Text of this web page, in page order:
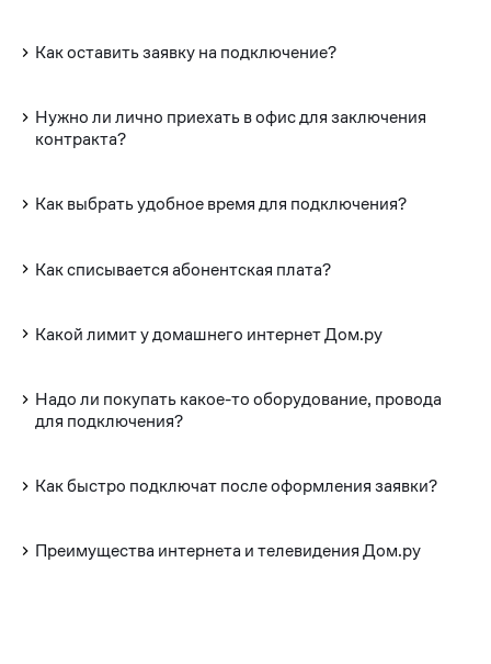
Как оставить заявку на подключение?
Нужно ли лично приехать в офис для заключения
контракта?
Как выбрать удобное время для подключения?
Как списывается абонентская плата?
Какой лимит у домашнего интернет Дом.ру
Надо ли покупать какое-то оборудование, провода
для подключения?
Как быстро подключат после оформления заявки?
Преимущества интернета и телевидения Дом.ру